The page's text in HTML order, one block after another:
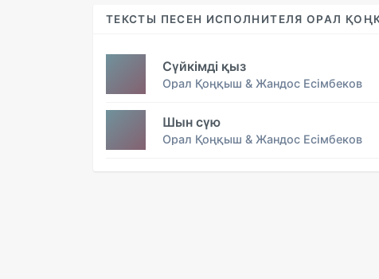
ТЕКСТЫ ПЕСЕН ИСПОЛНИТЕЛЯ ОРАЛ
Сүйкімді қыз
Орал Қоңқыш & Жандос Есімбеков
Шын сүю
Орал Қоңқыш & Жандос Есімбеков